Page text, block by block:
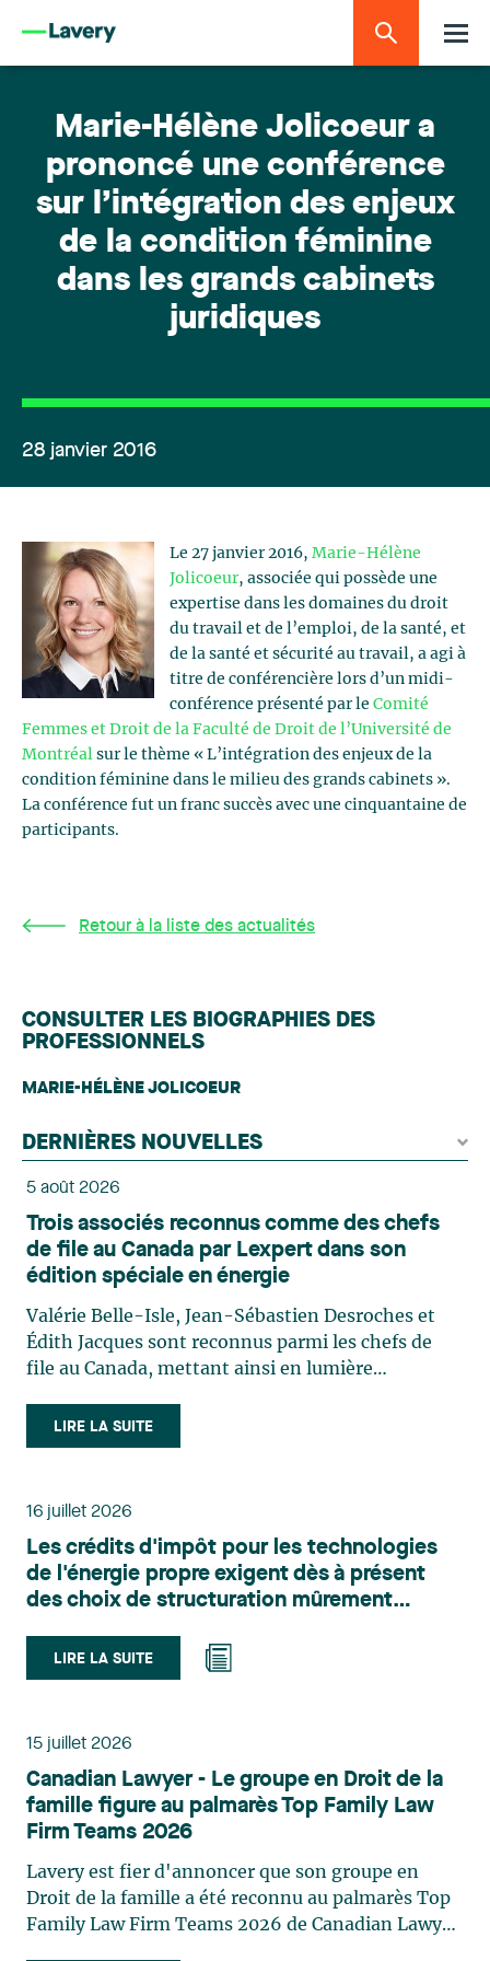
Marie-Hélène Jolicoeur a
prononcé une conférence
sur l’intégration des enjeux
de la condition féminine
dans les grands cabinets
juridiques
28 janvier 2016
Le 27 janvier 2016, Marie-Hélène
Jolicoeur, associée qui possède une
expertise dans les domaines du droit
du travail et de l’emploi, de la santé, et
de la santé et sécurité au travail, a agi à
titre de conférencière lors d’un midi-
conférence présenté par le Comité
Femmes et Droit de la Faculté de Droit de l’Université de
Montréal sur le thème « L’intégration des enjeux de la
condition féminine dans le milieu des grands cabinets ».
La conférence fut un franc succès avec une cinquantaine de
participants.
Retour à la liste des actualités
CONSULTER LES BIOGRAPHIES DES
PROFESSIONNELS
MARIE-HÉLÈNE JOLICOEUR
DERNIÈRES NOUVELLES
5 août 2026
Trois associés reconnus comme des chefs
de file au Canada par Lexpert dans son
édition spéciale en énergie
Valérie Belle-Isle, Jean-Sébastien Desroches et
Édith Jacques sont reconnus parmi les chefs de
file au Canada, mettant ainsi en lumière
le domaine du droit des technologies. Valérie
Belle-Isle est associée au sein du groupe de droit
principalement sur le droit de l’environnement,
du territoire. Elle conseille et représente une
clientèle publique et privée dans le cadre d’enjeux
touchant notamment les obligations
et de permis, l’application et la contestation de
règlements d’urbanisme, ainsi que les dossiers
municipalités dans la validation juridique de leurs
Reconnue pour son approche à la fois stratégique
et pratique, elle intervient aussi en matière de
taxation municipale et d’évaluation foncière, en
plus de contribuer régulièrement à des
publications et à des activités de formation. Jean-
Sébastien Desroches œuvre en droit des affaires,
LIRE LA SUITE
16 juillet 2026
Les crédits d'impôt pour les technologies
de l'énergie propre exigent dès à présent
des choix de structuration mûrement
LIRE LA SUITE
15 juillet 2026
Canadian Lawyer - Le groupe en Droit de la
famille figure au palmarès Top Family Law
Firm Teams 2026
Lavery est fier d'annoncer que son groupe en
Droit de la famille a été reconnu au palmarès Top
Family Law Firm Teams 2026 de Canadian Lawyer.